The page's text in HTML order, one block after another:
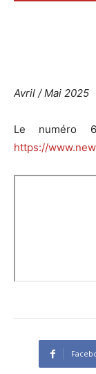
Avril / Mai 2025
Le numéro
https://